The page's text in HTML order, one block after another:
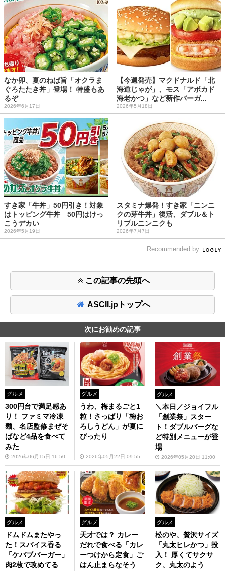
なか卯、夏のねば旨「オクラま
ぐろたたき丼」登場！ 特盛もあ
るぞ
2026年6月17日
【今週発売】マクドナルド「北
海道じゃが」、モス「アボカド
海老かつ」など新作バーガ...
2026年5月18日
すき家「牛丼」50円引き！対象
はトッピング牛丼 50円はけっ
こうデカい
2026年5月19日
スタミナ爆発！すき家「ニンニ
クの芽牛丼」復活、ダブル＆ト
リプルニンニクも
2026年7月7日
Recommended by
この記事の先頭へ
ASCII.jpトップへ
次にお勧めの記事
グルメ
300円台で満足感あ
り！ ファミマ冷凍
麺、名店監修まぜそ
ばなど4品を食べて
みた
2026年06月15日 16:50
グルメ
うわ、梅まるごと1
粒！さっぱり「梅お
ろしうどん」が夏に
ぴったり
2026年05月22日 09:55
グルメ
＼本日／ジョイフル
「創業祭」スター
ト！ダブルバーグな
ど特別メニューが登
場
2026年05月20日 11:00
グルメ
ドムドムまたやっ
た！スパイス香る
「ケバブバーガー」
肉2枚で攻めてる
グルメ
天才では？ カレー
だれで食べる「カレ
ーつけから定食」ご
はん止まらなそう
グルメ
松のや、贅沢サイズ
「丸太ヒレかつ」投
入！ 厚くてサクサ
ク、丸太のよう